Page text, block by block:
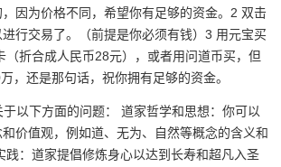
因为价格不同，希望你有足够的资金。2 双击
行交易了。（前提是你必须有钱）3 用元宝买
（折合成人民币28元），或者用问道币买，但
，还是那句话，祝你拥有足够的资金。
以下方面的问题： 道家哲学和思想：你可以
价值观，例如道、无为、自然等概念的含义和
践：道家提倡修炼身心以达到长寿和超凡入圣